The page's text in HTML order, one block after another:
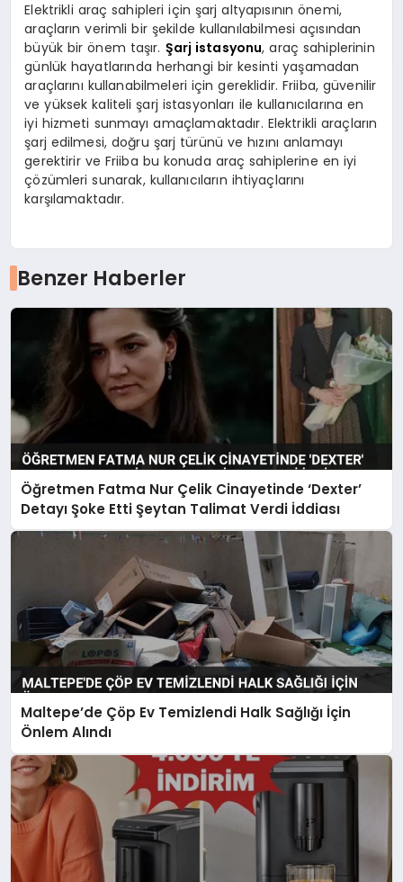
Elektrikli araç sahipleri için şarj altyapısının önemi,
araçların verimli bir şekilde kullanılabilmesi açısından
büyük bir önem taşır. Şarj istasyonu, araç sahiplerinin
günlük hayatlarında herhangi bir kesinti yaşamadan
araçlarını kullanabilmeleri için gereklidir. Friiba, güvenilir
ve yüksek kaliteli şarj istasyonları ile kullanıcılarına en
iyi hizmeti sunmayı amaçlamaktadır. Elektrikli araçların
şarj edilmesi, doğru şarj türünü ve hızını anlamayı
gerektirir ve Friiba bu konuda araç sahiplerine en iyi
çözümleri sunarak, kullanıcıların ihtiyaçlarını
karşılamaktadır.
Benzer Haberler
Öğretmen Fatma Nur Çelik Cinayetinde ‘Dexter’
Detayı Şoke Etti Şeytan Talimat Verdi İddiası
Maltepe’de Çöp Ev Temizlendi Halk Sağlığı İçin
Önlem Alındı